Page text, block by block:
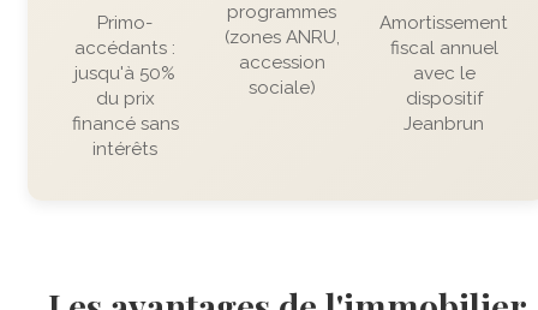
Primo-
accédants :
jusqu'à 50%
du prix
financé sans
intérêts
programmes
(zones ANRU,
accession
sociale)
Amortissement
fiscal annuel
avec le
dispositif
Jeanbrun